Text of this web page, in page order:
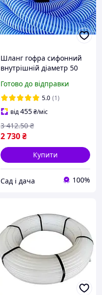
Шланг гофра сифонний
внутрішній діаметр 50
Готово до відправки
5.0 (1)
від455₴/міс
2 730₴
3 412.50 ₴
Купити
Сад і дача 100%